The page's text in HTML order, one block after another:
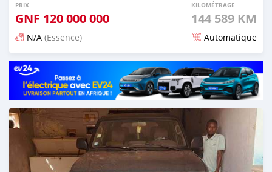
PRIX
GNF 120 000 000
KILOMÉTRAGE
144 589 KM
N/A (Essence) Automatique
Publié il y a 6 mois